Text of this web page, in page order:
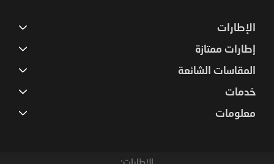
الإطارات
إطارات ممتازة
المقاسات الشائعة
خدمات
معلومات